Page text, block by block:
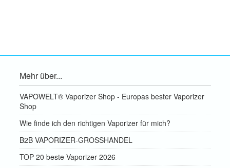
Mehr über...
VAPOWELT® Vaporizer Shop - Europas bester Vaporizer
Shop
Wie finde ich den richtigen Vaporizer für mich?
B2B VAPORIZER-GROSSHANDEL
TOP 20 beste Vaporizer 2026